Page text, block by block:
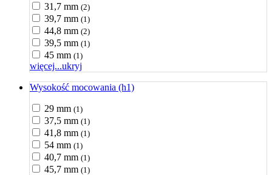
31,7 mm (2)
39,7 mm (1)
44,8 mm (2)
39,5 mm (1)
45 mm (1)
więcej...ukryj
Wysokość mocowania (h1)
29 mm (1)
37,5 mm (1)
41,8 mm (1)
54 mm (1)
40,7 mm (1)
45,7 mm (1)